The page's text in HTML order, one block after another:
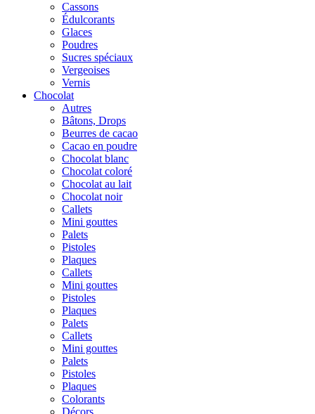
Cassons
Édulcorants
Glaces
Poudres
Sucres spéciaux
Vergeoises
Vernis
Chocolat
Autres
Bâtons, Drops
Beurres de cacao
Cacao en poudre
Chocolat blanc
Chocolat coloré
Chocolat au lait
Chocolat noir
Callets
Mini gouttes
Palets
Pistoles
Plaques
Callets
Mini gouttes
Pistoles
Plaques
Palets
Callets
Mini gouttes
Palets
Pistoles
Plaques
Colorants
Décors